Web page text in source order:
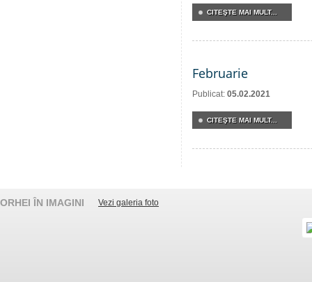
CITEŞTE MAI MULT...
Februarie
Publicat: 05.02.2021
CITEŞTE MAI MULT...
ORHEI ÎN IMAGINI Vezi galeria foto